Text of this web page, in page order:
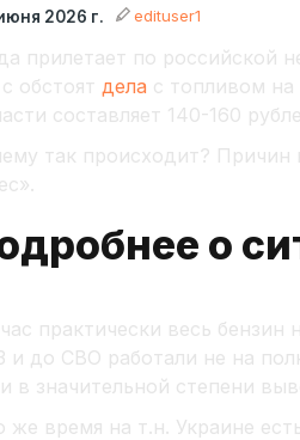
2026 г. edituser1
прилетает по российской
обстоят дела с топливом на
составляет 140-160
так происходит? Причин
о
практически весь бензин
и до СВО работали не на
в значительной степени
же время на т.н. Украине